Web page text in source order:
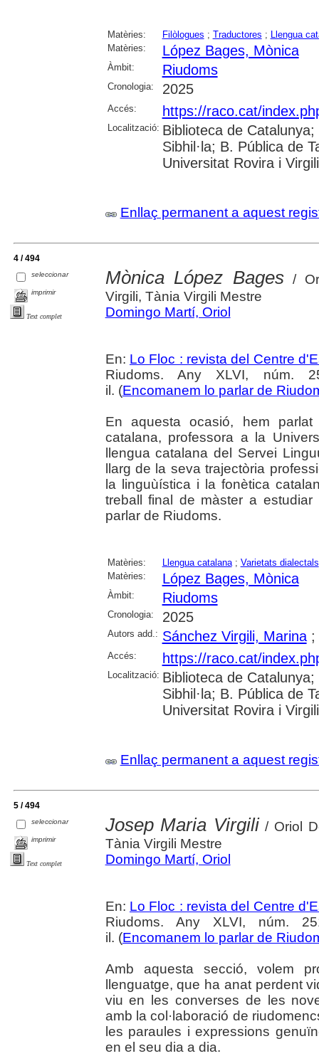
Matèries: Filòlogues ; Traductores ; Llengua
Matèries:
López Bages, Mònica
Àmbit: Riudoms
Cronologia: 2025
Accés: https://raco.cat/
Localització: Biblioteca de
Sibhil·la; B. Pública de
Universitat Rovira i Virgili
Enllaç permanent a aquest
4 / 494
seleccionar
imprimir
Text complet
Mònica López Bages /
Virgili, Tània Virgili Mestre
Domingo Martí, Oriol
En: Lo Floc : revista del Centre
Riudoms. Any XLVI, núm.
il. (Encomanem lo parlar de
En aquesta ocasió, hem
catalana, professora a la
llengua catalana del Servei
llarg de la seva trajectòria
la linguùística i la fonètica
treball final de màster a
parlar de Riudoms.
Matèries: Llengua catalana; Varietats dialectals
Matèries:
López Bages, Mònica
Àmbit: Riudoms
Cronologia: 2025
Autors add.: Sánchez Virgili, Marina;
Accés: https://raco.cat/
Localització: Biblioteca de
Sibhil·la; B. Pública de
Universitat Rovira i Virgili
Enllaç permanent a aquest
5 / 494
seleccionar
imprimir
Text complet
Josep Maria Virgili / Oriol
Tània Virgili Mestre
Domingo Martí, Oriol
En: Lo Floc : revista del Centre
Riudoms. Any XLVI, núm.
il. (Encomanem lo parlar de
Amb aquesta secció, volem
llenguatge, que ha anat perdent
viu en les converses de les
amb la col·laboració de
les paraules i expressions
en el seu dia a dia.